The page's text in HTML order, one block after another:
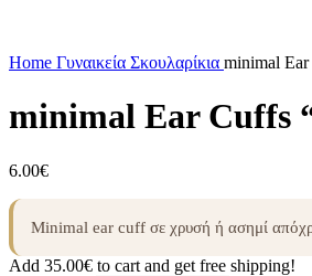
Home Γυναικεία Σκουλαρίκια minimal
minimal Ear Cuffs
6.00€
Minimal ear cuff σε χρυσή ή ασημί
Add 35.00€ to cart and get free shipping!